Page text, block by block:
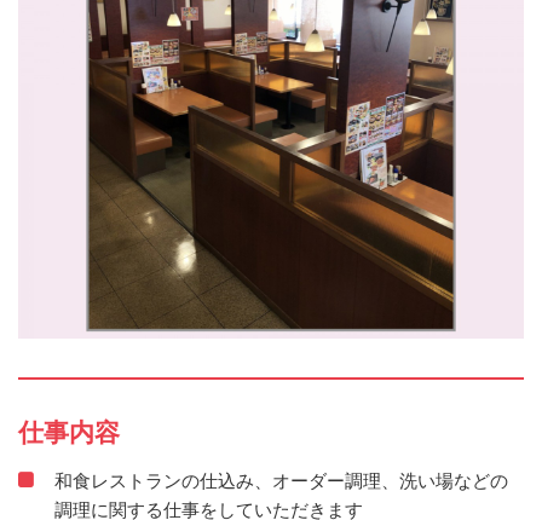
仕事内容
和食レストランの仕込み、オーダー調理、洗い場などの
調理に関する仕事をしていただきます